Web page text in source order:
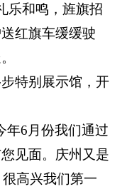
乐和鸣，旌旗招
红旗车缓缓驶
特别展示馆，开
年6月份我们通过
见面。庆州又是
高兴我们第一